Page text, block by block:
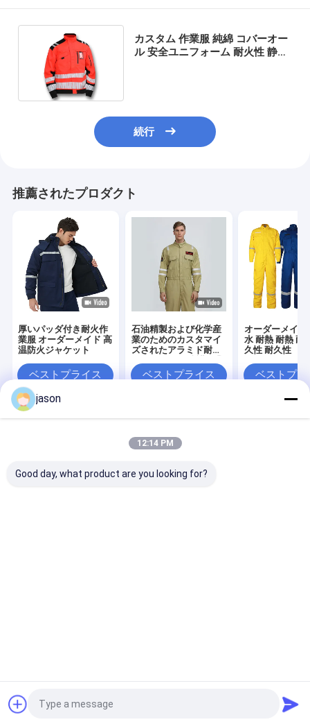
私達について
カスタム 作業服 純綿 コバーオー
ル 安全ユニフォーム 耐火性 静止
続行
推薦されたプロダクト
厚いパッダ付き耐火作
業服 オーダーメイド 高
温防火ジャケット
ベストプライス
石油精製および化学産
業のためのカスタマイ
ズされたアラミド耐火
服
ベストプライス
オーダーメイド
水 耐熱 耐熱 耐
久性 耐久性
ベストプラ
プライバシーポリシー
Group Co., Limited. All Rights Reserved.
jason
12:14 PM
Good day, what product are you looking for?